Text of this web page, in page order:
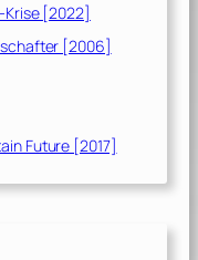
Krise [2022]
[2006]
Future [2017]